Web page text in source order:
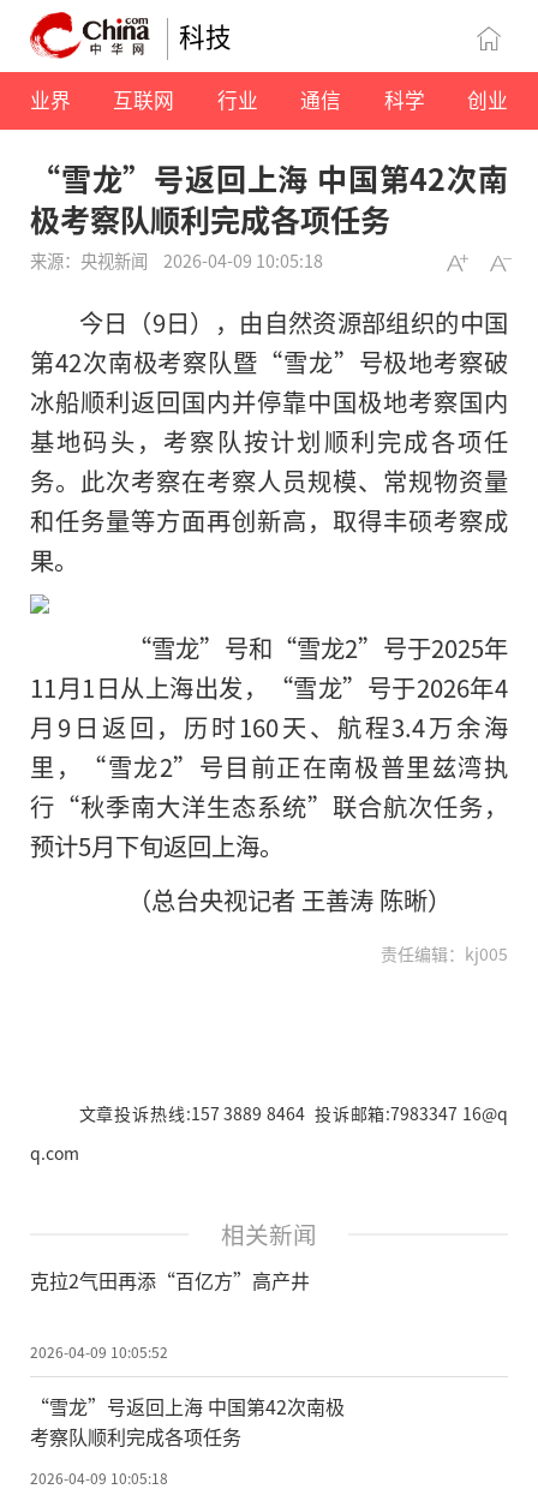
科技
业界 互联网 行业 通信 科学 创业
“雪龙”号返回上海 中国第42次南
极考察队顺利完成各项任务
来源：央视新闻 2026-04-09 10:05:18
今日（9日），由自然资源部组织的中国
第42次南极考察队暨“雪龙”号极地考察破
冰船顺利返回国内并停靠中国极地考察国内
基地码头，考察队按计划顺利完成各项任
务。此次考察在考察人员规模、常规物资量
和任务量等方面再创新高，取得丰硕考察成
果。
“雪龙”号和“雪龙2”号于2025年
11月1日从上海出发，“雪龙”号于2026年4
月9日返回，历时160天、航程3.4万余海
里，“雪龙2”号目前正在南极普里兹湾执
行“秋季南大洋生态系统”联合航次任务，
预计5月下旬返回上海。
（总台央视记者 王善涛 陈晰）
责任编辑：kj005
文章投诉热线:157 3889 8464 投诉邮箱:7983347 16@q
q.com
相关新闻
克拉2气田再添“百亿方”高产井
2026-04-09 10:05:52
“雪龙”号返回上海 中国第42次南极
考察队顺利完成各项任务
2026-04-09 10:05:18